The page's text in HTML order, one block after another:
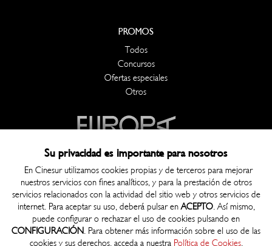
PROMOS
Todos
Concursos
Ofertas especiales
Otros
OTROS
Contacto
Política de Privacidad
Política de Cookies
Su privacidad es importante para nosotros
En Cinesur utilizamos cookies propias y de terceros para mejorar
nuestros servicios con fines analíticos, y para la prestación de otros
servicios relacionados con la actividad del sitio web y otros servicios de
internet. Para aceptar su uso, deberá pulsar enACEPTO. Así mismo,
puede configurar o rechazar el uso de cookies pulsando en
CONFIGURACIÓN. Para obtener más información sobre el uso de las
cookies y sus derechos, acceda a nuestra Política de Cookies.